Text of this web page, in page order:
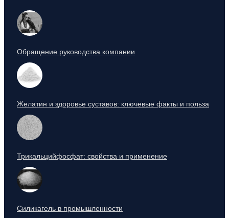
Обращение руководства компании
Желатин и здоровье суставов: ключевые факты и польза
Трикальцийфосфат: свойства и применение
Силикагель в промышленности